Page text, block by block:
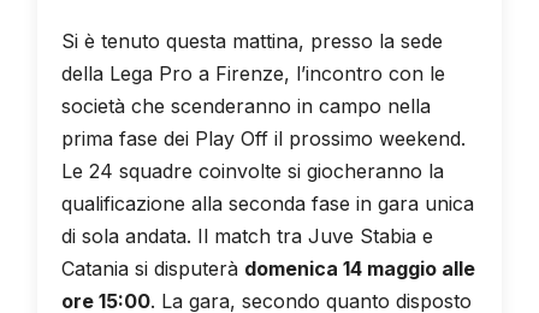
Si è tenuto questa mattina, presso la sede
della Lega Pro a Firenze, l’incontro con le
società che scenderanno in campo nella
prima fase dei Play Off il prossimo weekend.
Le 24 squadre coinvolte si giocheranno la
qualificazione alla seconda fase in gara unica
di sola andata. Il match tra Juve Stabia e
Catania si disputerà domenica 14 maggio alle
ore 15:00. La gara, secondo quanto disposto